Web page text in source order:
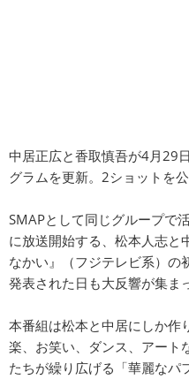
中居正広と香取慎吾が4月29
グラムを更新。2ショットを
SMAPとして同じグループで
に放送開始する、松本人志と
なかい』（フジテレビ系）の
発表された日も大反響が集ま
本番組は松本と中居にしか作
楽、お笑い、ダンス、アート
たちが繰り広げる「華麗なパ